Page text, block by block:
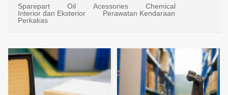
Sparepart Oil Acessories
Chemical
Interior dan Eksterior
Perawatan Kendaraan
Perkakas